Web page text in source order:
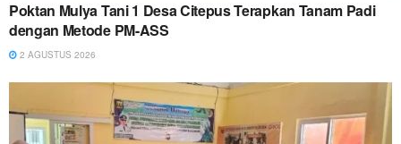
Poktan Mulya Tani 1 Desa Citepus Terapkan Tanam Padi
dengan Metode PM-ASS
2 AGUSTUS 2026